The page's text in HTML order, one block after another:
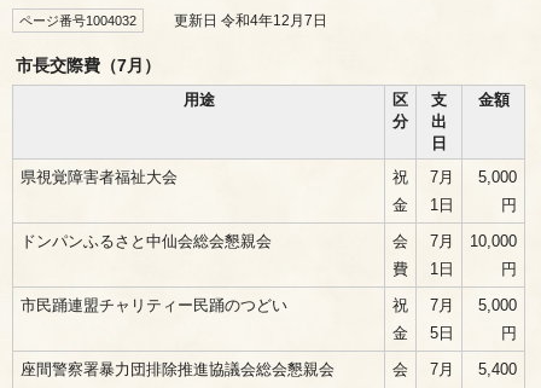
ページ番号1004032 更新日 令和4年12月7日
市長交際費（7月）
用途
区
分
支
出
日
金額
県視覚障害者福祉大会
祝
金
7月
1日
5,000
円
ドンパンふるさと中仙会総会懇親会
会
費
7月
1日
10,000
円
市民踊連盟チャリティー民踊のつどい
祝
金
7月
5日
5,000
円
座間警察署暴力団排除推進協議会総会懇親会
会
7月
5,400